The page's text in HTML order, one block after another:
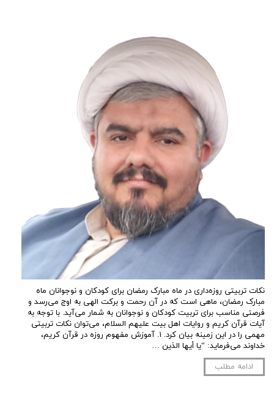
نکات تربیتی روزه‌داری در ماه مبارک رمضان برای کودکان و نوجوانان ماه
مبارک رمضان، ماهی است که در آن رحمت و برکت الهی به اوج می‌رسد و
فرصتی مناسب برای تربیت کودکان و نوجوانان به شمار می‌آید. با توجه به
آیات قرآن کریم و روایات اهل بیت علیهم السلام، می‌توان نکات تربیتی
مهمی را در این زمینه بیان کرد. ۱. آموزش مفهوم روزه در قرآن کریم،
خداوند می‌فرماید: “یا أیها الذین …
ادامه مطلب